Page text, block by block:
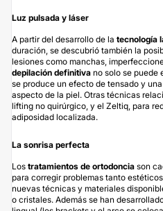
Luz pulsada y láser
A partir del desarrollo de la tecnología
duración, se descubrió también la
lesiones como manchas,
depilación definitiva no solo se puede
se produce un efecto de tensado y
aspecto de la piel. Otras técnicas
lifting no quirúrgico, y el Zeltiq, para
adiposidad localizada.
La sonrisa perfecta
Los tratamientos de ortodoncia son
para corregir problemas tanto
nuevas técnicas y materiales
o cristales. Además se han